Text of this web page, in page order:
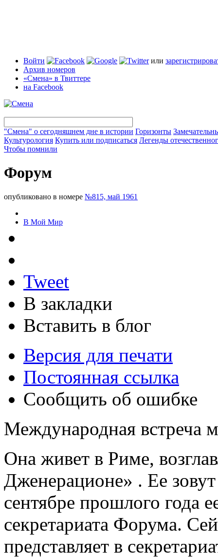
Войти или
Архив номеров
«Смена» в Твиттере
на Facebook
"Смена" о сегодняшнем дне в истории Горизонты
Культурология Купить или подписаться Легенды
Чтобы помнили
Форум
опубликовано в номере №815, май 1961
В Мой Мир
Tweet
В закладки
Вставить в блог
Версия для печати
Постоянная ссылка
Сообщить об ошибке
Международная встреча
Она живет в Риме,
Дженерационе» . Ее
сентябре прошлого года
секретариата Форума.
представляет в